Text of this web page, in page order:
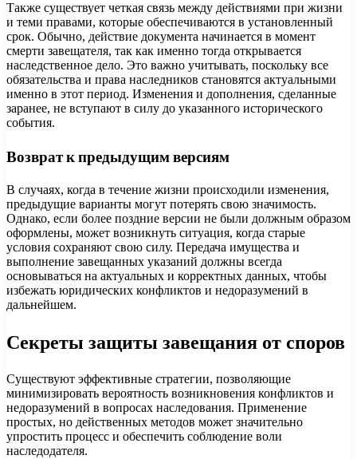
Также существует четкая связь между действиями при жизни
и теми правами, которые обеспечиваются в установленный
срок. Обычно, действие документа начинается в момент
смерти завещателя, так как именно тогда открывается
наследственное дело. Это важно учитывать, поскольку все
обязательства и права наследников становятся актуальными
именно в этот период. Изменения и дополнения, сделанные
заранее, не вступают в силу до указанного исторического
события.
Возврат к предыдущим версиям
В случаях, когда в течение жизни происходили изменения,
предыдущие варианты могут потерять свою значимость.
Однако, если более поздние версии не были должным образом
оформлены, может возникнуть ситуация, когда старые
условия сохраняют свою силу. Передача имущества и
выполнение завещанных указаний должны всегда
основываться на актуальных и корректных данных, чтобы
избежать юридических конфликтов и недоразумений в
дальнейшем.
Секреты защиты завещания от споров
Существуют эффективные стратегии, позволяющие
минимизировать вероятность возникновения конфликтов и
недоразумений в вопросах наследования. Применение
простых, но действенных методов может значительно
упростить процесс и обеспечить соблюдение воли
наследодателя.